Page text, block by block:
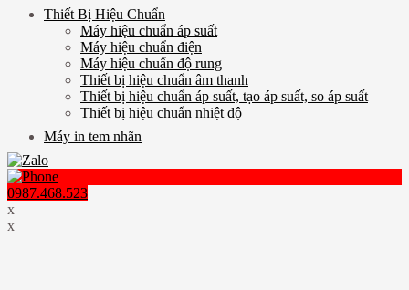
Thiết Bị Hiệu Chuẩn
Máy hiệu chuẩn áp suất
Máy hiệu chuẩn điện
Máy hiệu chuẩn độ rung
Thiết bị hiệu chuẩn âm thanh
Thiết bị hiệu chuẩn áp suất, tạo áp suất, so áp suất
Thiết bị hiệu chuẩn nhiệt độ
Máy in tem nhãn
0987.468.523
x
x